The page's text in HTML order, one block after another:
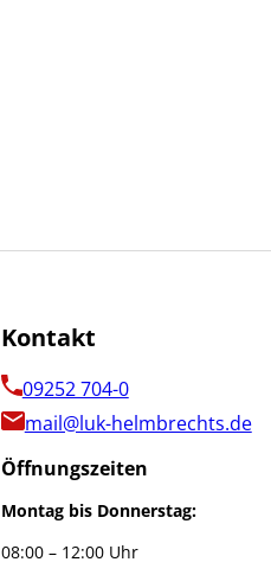
Kontakt
09252 704-0
mail@luk-helmbrechts.de
Öffnungszeiten
Montag bis Donnerstag:
08:00 – 12:00 Uhr